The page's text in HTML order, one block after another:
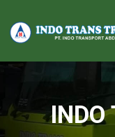
INDO